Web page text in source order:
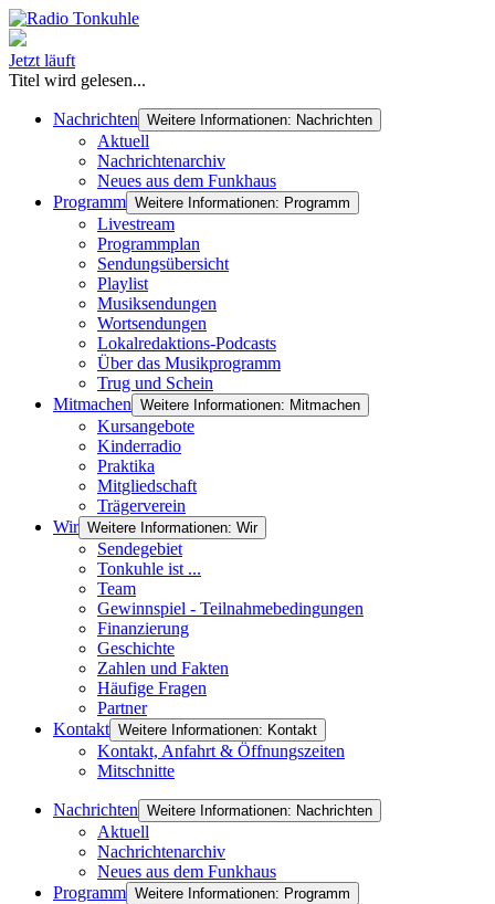
Jetzt läuft
Titel wird gelesen...
Nachrichten Weitere Informationen: Nachrichten
Aktuell
Nachrichtenarchiv
Neues aus dem Funkhaus
Programm Weitere Informationen: Programm
Livestream
Programmplan
Sendungsübersicht
Playlist
Musiksendungen
Wortsendungen
Lokalredaktions-Podcasts
Über das Musikprogramm
Trug und Schein
Mitmachen Weitere Informationen: Mitmachen
Kursangebote
Kinderradio
Praktika
Mitgliedschaft
Trägerverein
Wir Weitere Informationen: Wir
Sendegebiet
Tonkuhle ist ...
Team
Gewinnspiel - Teilnahmebedingungen
Finanzierung
Geschichte
Zahlen und Fakten
Häufige Fragen
Partner
Kontakt Weitere Informationen: Kontakt
Kontakt, Anfahrt & Öffnungszeiten
Mitschnitte
Nachrichten Weitere Informationen: Nachrichten
Aktuell
Nachrichtenarchiv
Neues aus dem Funkhaus
Programm Weitere Informationen: Programm